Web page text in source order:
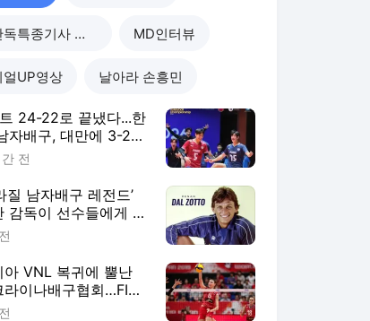
단독특종기사 모음 MD인터뷰
얼UP영상 날아라 손흥민
24-22로 끝냈다...한
자배구, 대만에 3-2
승...조별리그 2연승
전
질 남자배구 레전드’
감독이 선수들에게 말
, “결승전에선 그 순간
아 VNL 복귀에 뿔난
라이나배구협회…FIVB
한시적 참가팀 확